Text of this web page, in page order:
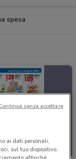
spesa
ai dati personali,
sul tuo dispositivo.
Continua senza accettare